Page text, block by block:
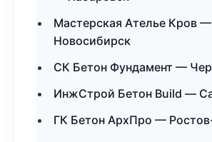
Мастерская Ателье Кров —
Новосибирск
СК Бетон Фундамент —
ИнжСтрой Бетон Build —
ГК Бетон АрхПро —